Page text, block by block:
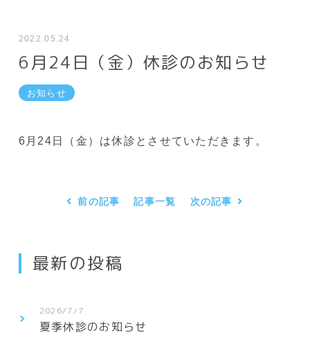
2022.05.24
6月24日（金）休診のお知らせ
お知らせ
6月24日（金）は休診とさせていただきます。
前の記事 記事一覧 次の記事
最新の投稿
2026/7/7
夏季休診のお知らせ